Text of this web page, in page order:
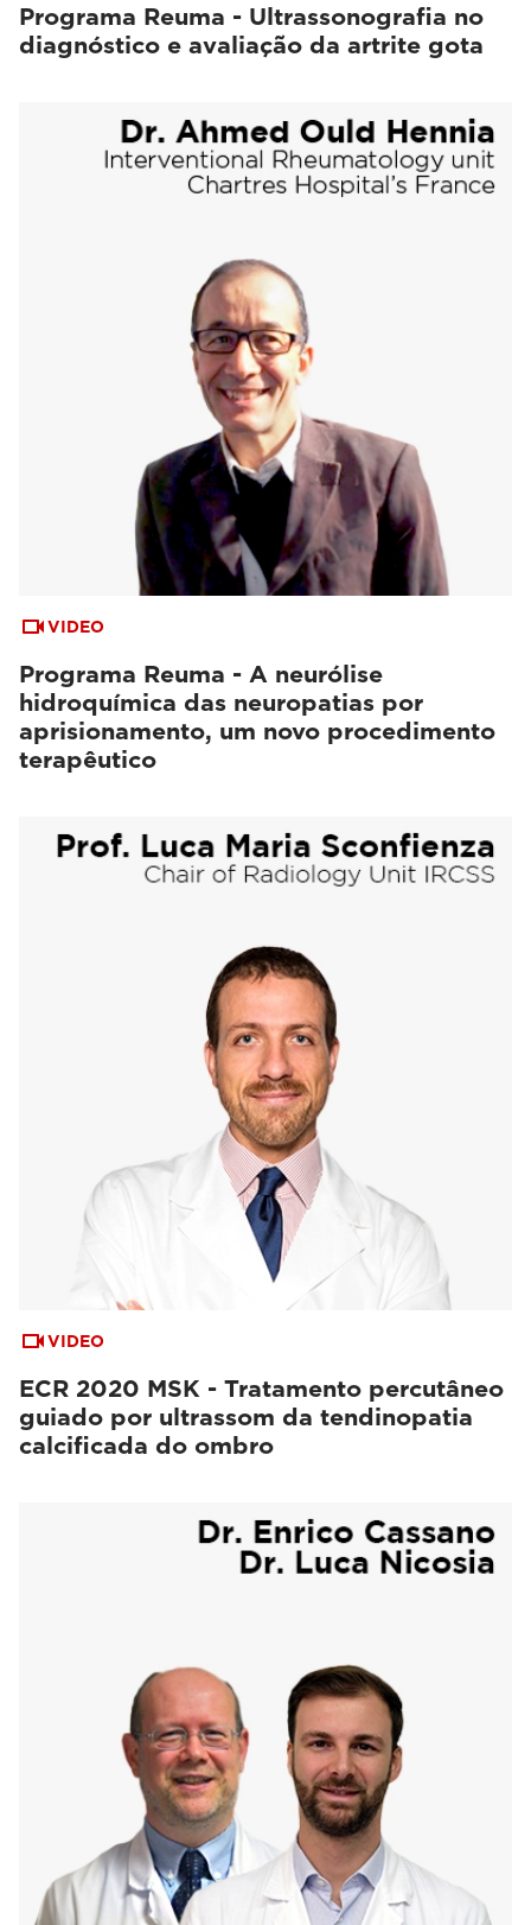
Programa Reuma - Ultrassonografia no
diagnóstico e avaliação da artrite gota
VIDEO
Programa Reuma - A neurólise
hidroquímica das neuropatias por
aprisionamento, um novo procedimento
terapêutico
VIDEO
ECR 2020 MSK - Tratamento percutâneo
guiado por ultrassom da tendinopatia
calcificada do ombro